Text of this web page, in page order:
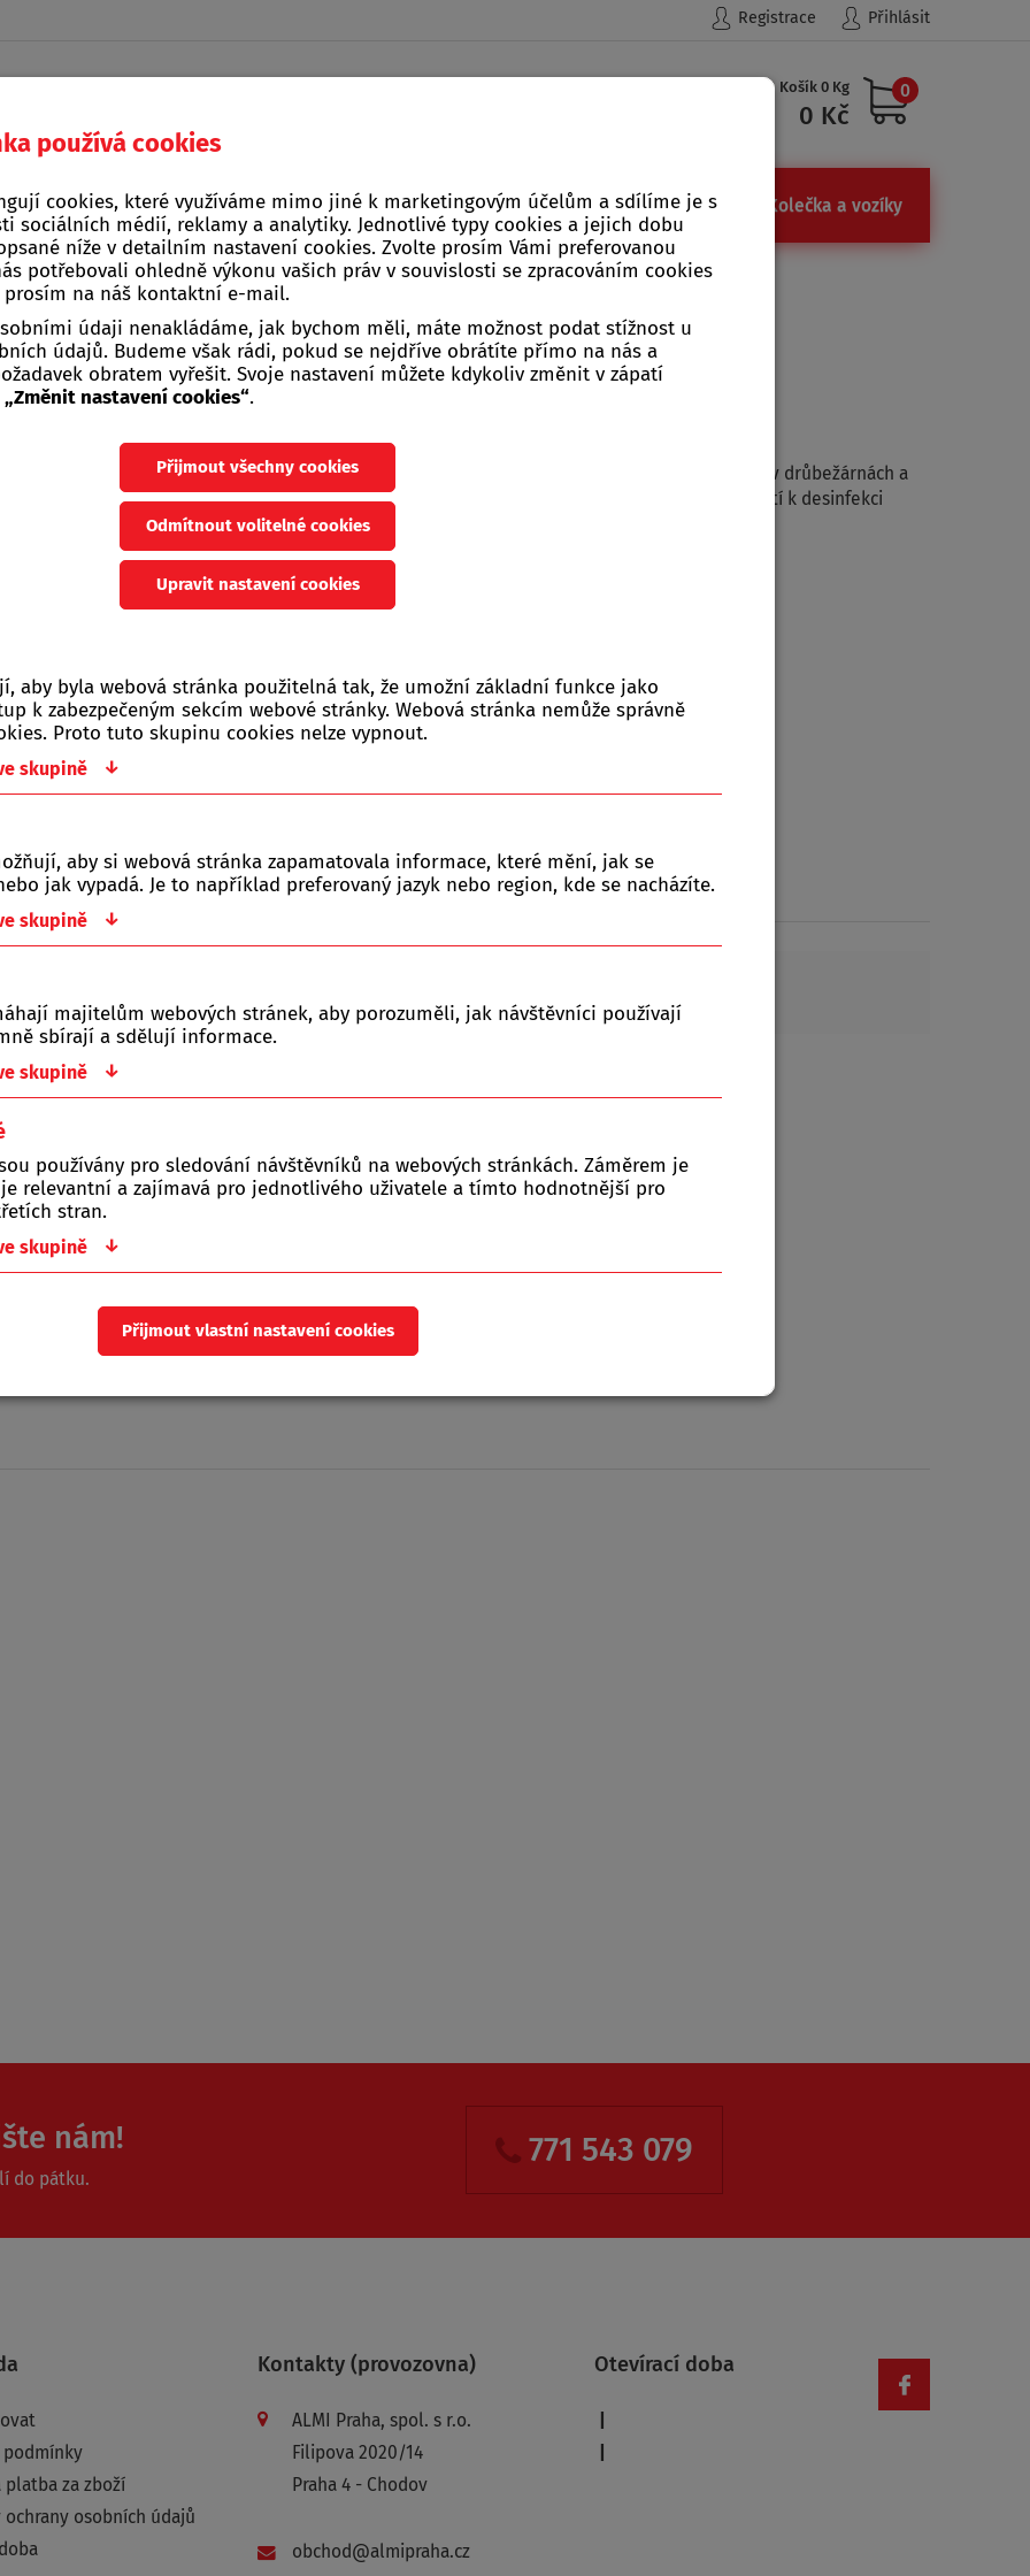
používá cookies
cookies, které využíváme mimo jiné k marketingovým účelům a sdílíme je s
sociálních médií, reklamy a analytiky. Jednotlivé typy cookies a jejich dobu
níže v detailním nastavení cookies. Zvolte prosím Vámi preferovanou
potřebovali ohledně výkonu vašich práv v souvislosti se zpracováním cookies
na náš kontaktní e-mail.
údaji nenakládáme, jak bychom měli, máte možnost podat stížnost u
údajů. Budeme však rádi, pokud se nejdříve obrátíte přímo na nás a
obratem vyřešit. Svoje nastavení můžete kdykoliv změnit v zápatí
„Změnit nastavení cookies“.
Přijmout všechny cookies
Odmítnout volitelné cookies
Upravit nastavení cookies
aby byla webová stránka použitelná tak, že umožní základní funkce jako
k zabezpečeným sekcím webové stránky. Webová stránka nemůže správně
Proto tuto skupinu cookies nelze vypnout.
skupině ↓
aby si webová stránka zapamatovala informace, které mění, jak se
jak vypadá. Je to například preferovaný jazyk nebo region, kde se nacházíte.
skupině ↓
majitelům webových stránek, aby porozuměli, jak návštěvníci používají
sbírají a sdělují informace.
skupině ↓
používány pro sledování návštěvníků na webových stránkách. Záměrem je
relevantní a zajímavá pro jednotlivého uživatele a tímto hodnotnější pro
stran.
skupině ↓
Přijmout vlastní nastavení cookies
Registrace Přihlásit
Košík 0 Kg
0 Kč
0
stavba, zahrada
Domácí a kuchyňské
potřeby
Žebříky, štafle, schůdky Železářství, kamna Kolečka a vozíky
proti škůdcům>Na klíšťata, slimáky, moly, kočky, psy aj.>Rebel čmelíkostop 250 ml
Rebel čmelíkostop 250 ml
Kapalný přípravek určený k hubení čmelíků (Dermanyssus spp.) v drůbežárnách a
kurnících. Přípravek hubí dospělce i jejich vývojová stadia. Použití k desinfekci
chovných ...číst více →
Kód zboží:
Skladovost:
167 Kčs DPH Množství:
-
ks
Soubory ke stažení
spp.) v drůbežárnách a
Použití k desinfekci
při naskladnění.
mechanické očistě na
zvířata a v jejich
Přípravek působí až 6
nám!
do pátku.
771 543 079
platba za zboží
ochrany osobních údajů
Kontakty (provozovna)
ALMI Praha, spol. s r.o.
Filipova 2020/14
Praha 4 - Chodov
obchod@almipraha.cz
Otevírací doba